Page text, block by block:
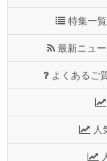
特集一覧
最新ニュー
よくあるご
人